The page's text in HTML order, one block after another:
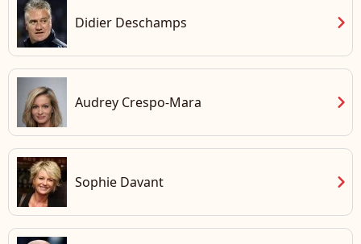
Didier Deschamps chevron_right
Audrey Crespo-Mara chevron_right
Sophie Davant chevron_right